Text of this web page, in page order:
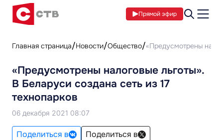
Прямой эфир
Главная страница Новости Общество «Предусмотрены
«Предусмотрены налоговые льготы».
В Беларуси создана сеть из 17
технопарков
06 декабря 2021 08:07
Поделиться в
Поделиться в